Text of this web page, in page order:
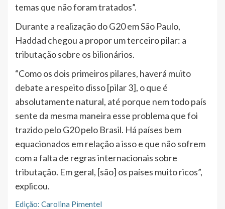
temas que não foram tratados”.
Durante a realização do G20 em São Paulo,
Haddad chegou a propor um terceiro pilar: a
tributação sobre os bilionários.
“Como os dois primeiros pilares, haverá muito
debate a respeito disso [pilar 3], o que é
absolutamente natural, até porque nem todo país
sente da mesma maneira esse problema que foi
trazido pelo G20 pelo Brasil. Há países bem
equacionados em relação a isso e que não sofrem
com a falta de regras internacionais sobre
tributação. Em geral, [são] os países muito ricos”,
explicou.
Edição: Carolina Pimentel